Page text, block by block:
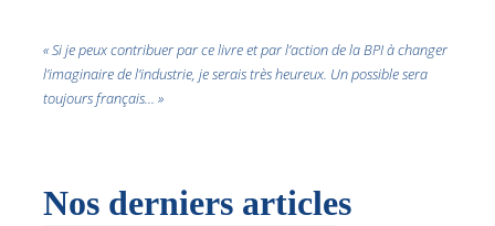
« Si je peux contribuer par ce livre et par l’action de la BPI à changer
l’imaginaire de l’industrie, je serais très heureux. Un possible sera
toujours français… »
Nos derniers articles